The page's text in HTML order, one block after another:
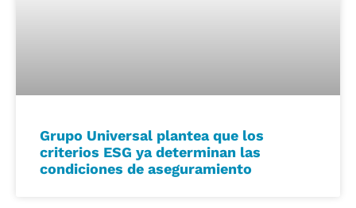
Grupo Universal plantea que los
criterios ESG ya determinan las
condiciones de aseguramiento